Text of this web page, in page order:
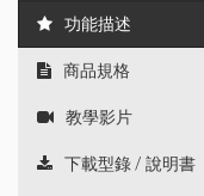
功能描述
商品規格
教學影片
下載型錄 / 說明書